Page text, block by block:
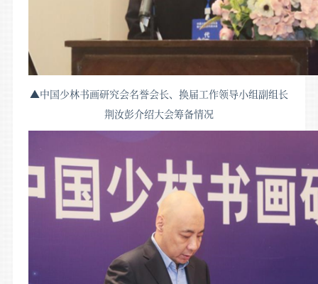
▲中国少林书画研究会名誉会长、换届工作领导小组副组长
荆汝彭介绍大会筹备情况